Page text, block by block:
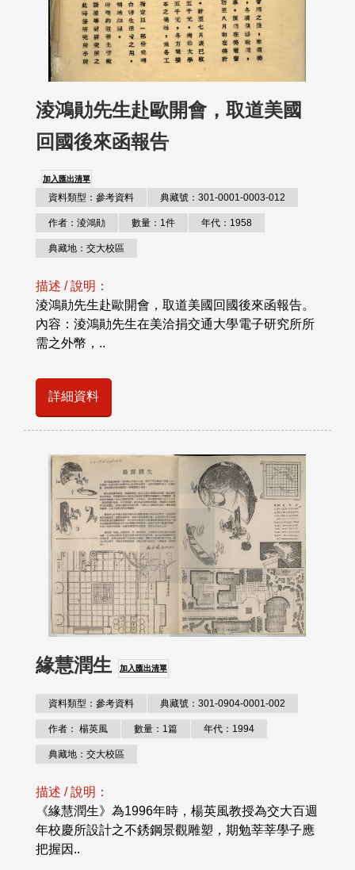
淩鴻勛先生赴歐開會，取道美國
回國後來函報告
加入匯出清單
資料類型：參考資料 典藏號：301-0001-0003-012
作者：淩鴻勛 數量：1件 年代：1958
典藏地：交大校區
描述 / 說明：
淩鴻勛先生赴歐開會，取道美國回國後來函報告。
內容：淩鴻勛先生在美洽捐交通大學電子研究所所
需之外幣，..
詳細資料
緣慧潤生 加入匯出清單
資料類型：參考資料 典藏號：301-0904-0001-002
作者： 楊英風 數量：1篇 年代：1994
典藏地：交大校區
描述 / 說明：
《緣慧潤生》為1996年時，楊英風教授為交大百週
年校慶所設計之不銹鋼景觀雕塑，期勉莘莘學子應
把握因..